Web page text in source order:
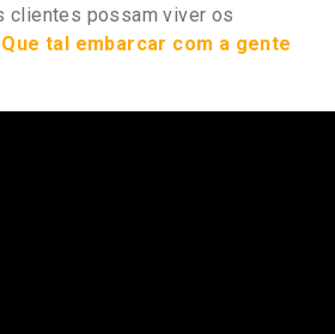
clientes possam viver os
Que tal embarcar com a gente